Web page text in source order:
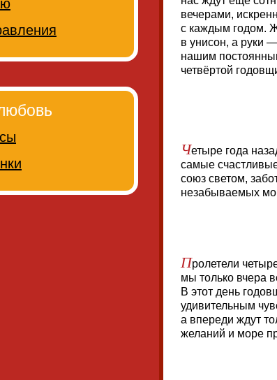
вечерами,
с каждым годом.
в унисон, а руки
нашим
четвёртой
Четыре года
самые
союз светом,
незабываемых
Пролетели
мы только вчера
В этот день
удивительным
а впереди ждут
желаний и море